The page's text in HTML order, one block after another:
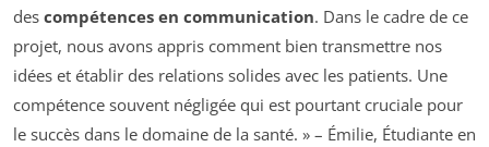
des compétences en communication. Dans le cadre de ce
projet, nous avons appris comment bien transmettre nos
idées et établir des relations solides avec les patients. Une
compétence souvent négligée qui est pourtant cruciale pour
le succès dans le domaine de la santé. » – Émilie, Étudiante en